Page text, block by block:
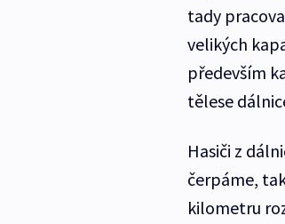
tady
velikých
především
tělese
Hasiči z
čerpáme,
kilometru